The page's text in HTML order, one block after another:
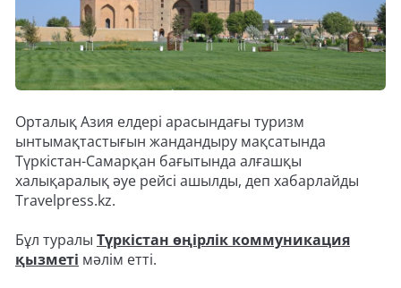
Орталық Азия елдері арасындағы туризм
ынтымақтастығын жандандыру мақсатында
Түркістан-Самарқан бағытында алғашқы
халықаралық әуе рейсі ашылды, деп хабарлайды
Travelpress.kz.
Бұл туралы Түркістан өңірлік коммуникация
қызметі мәлім етті.